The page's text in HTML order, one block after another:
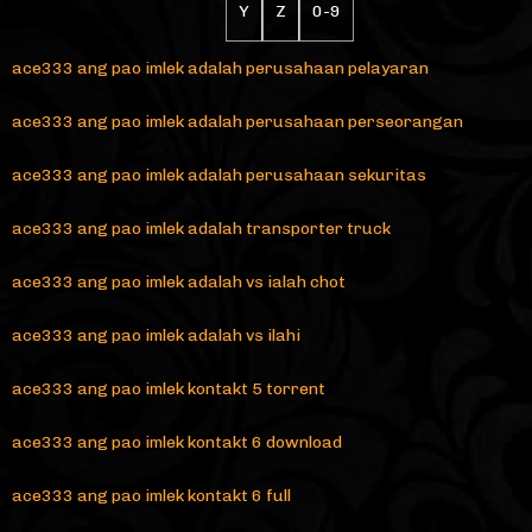
Y Z 0-9
ace333 ang pao imlek adalah perusahaan pelayaran
ace333 ang pao imlek adalah perusahaan perseorangan
ace333 ang pao imlek adalah perusahaan sekuritas
ace333 ang pao imlek adalah transporter truck
ace333 ang pao imlek adalah vs ialah chot
ace333 ang pao imlek adalah vs ilahi
ace333 ang pao imlek kontakt 5 torrent
ace333 ang pao imlek kontakt 6 download
ace333 ang pao imlek kontakt 6 full